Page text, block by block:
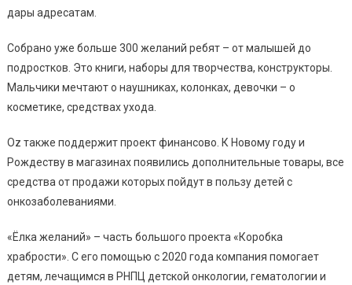
дары адресатам.
Собрано уже больше 300 желаний ребят – от малышей до
подростков. Это книги, наборы для творчества, конструкторы.
Мальчики мечтают о наушниках, колонках, девочки – о
косметике, средствах ухода.
Oz также поддержит проект финансово. К Новому году и
Рождеству в магазинах появились дополнительные товары, все
средства от продажи которых пойдут в пользу детей с
онкозаболеваниями.
«Ёлка желаний» – часть большого проекта «Коробка
храбрости». С его помощью с 2020 года компания помогает
детям, лечащимся в РНПЦ детской онкологии, гематологии и